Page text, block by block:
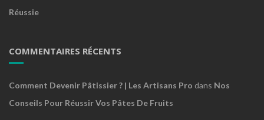
Réussie
COMMENTAIRES RÉCENTS
Comment Devenir Pâtissier ? | Les Artisans Pro dans Nos
Conseils Pour Réussir Vos Pâtes De Fruits